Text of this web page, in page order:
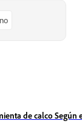
de calco Según